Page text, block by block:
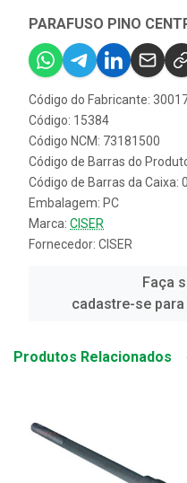
PARAFUSO PINO
Código do Fabricante:
Código: 15384
Código NCM: 73181500
Código de Barras do
Código de Barras da Caixa:
Embalagem: PC
Marca: CISER
Fornecedor: CISER
Faça
cadastre-se
Produtos Relacionados